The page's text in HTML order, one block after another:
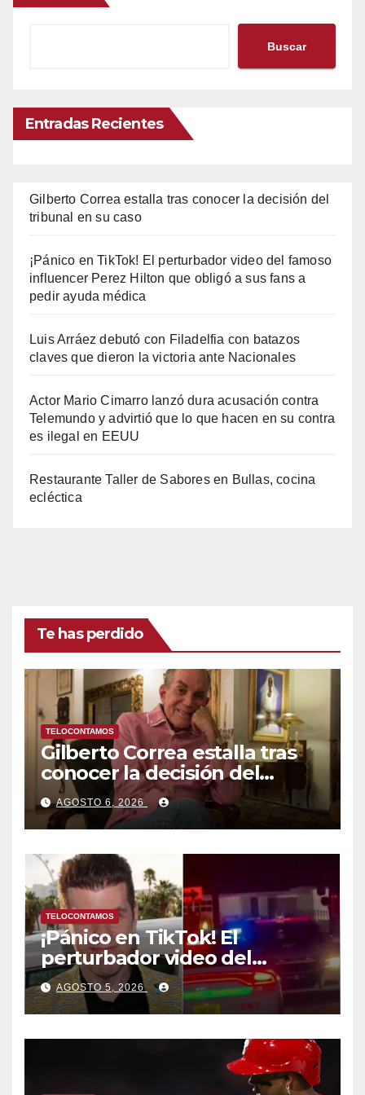
Buscar
Entradas Recientes
Gilberto Correa estalla tras conocer la decisión del
tribunal en su caso
¡Pánico en TikTok! El perturbador video del famoso
influencer Perez Hilton que obligó a sus fans a
pedir ayuda médica
Luis Arráez debutó con Filadelfia con batazos
claves que dieron la victoria ante Nacionales
Actor Mario Cimarro lanzó dura acusación contra
Telemundo y advirtió que lo que hacen en su contra
es ilegal en EEUU
Restaurante Taller de Sabores en Bullas, cocina
ecléctica
Te has perdido
TELOCONTAMOS
Gilberto Correa estalla tras
conocer la decisión del
tribunal en su caso
AGOSTO 6, 2026
TELOCONTAMOS
¡Pánico en TikTok! El
perturbador video del
famoso influencer Perez
Hilton que obligó a sus fans a
pedir ayuda médica
AGOSTO 5, 2026